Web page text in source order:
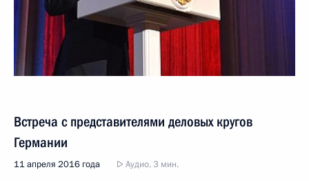
Встреча с представителями деловых кругов
Германии
11 апреля 2016 года Аудио, 3 мин.